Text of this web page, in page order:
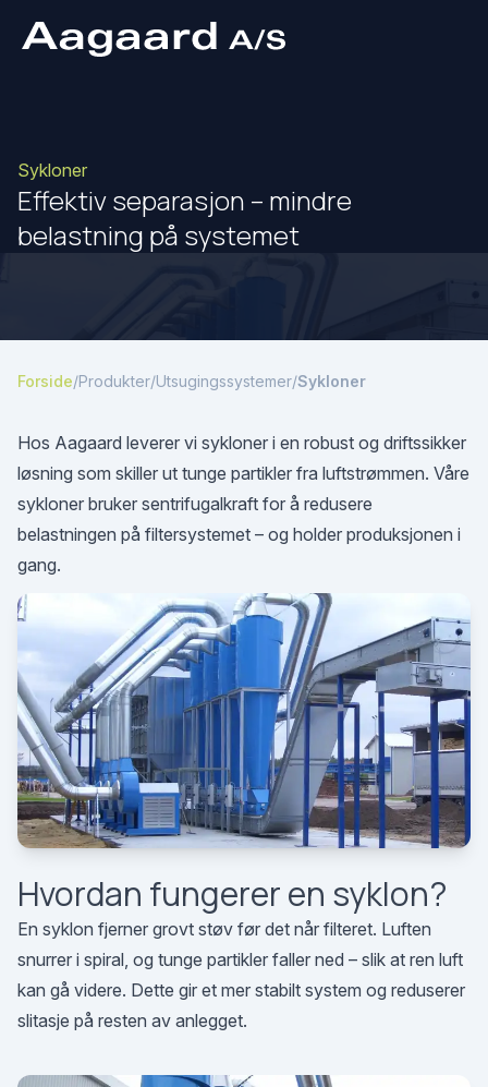
Sykloner
Effektiv separasjon – mindre
belastning på systemet
Forside/Produkter/Utsugingssystemer/Sykloner
Hos Aagaard leverer vi sykloner i en robust og driftssikker
løsning som skiller ut tunge partikler fra luftstrømmen. Våre
sykloner bruker sentrifugalkraft for å redusere
belastningen på filtersystemet – og holder produksjonen i
gang.
Hvordan fungerer en syklon?
En syklon fjerner grovt støv før det når filteret. Luften
snurrer i spiral, og tunge partikler faller ned – slik at ren luft
kan gå videre. Dette gir et mer stabilt system og reduserer
slitasje på resten av anlegget.